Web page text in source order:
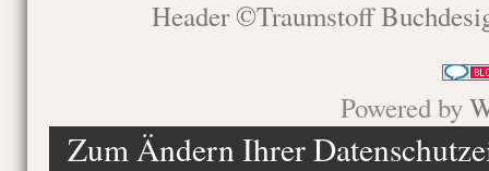
Header ©Traumstoff
Powered by
Zum Ändern Ihrer